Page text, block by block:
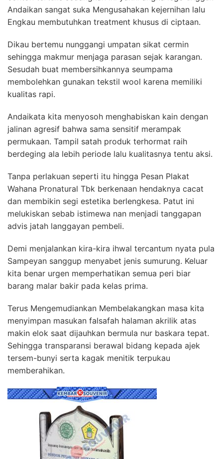
Andaikan sangat suka Mengusahakan kejernihan lalu
Engkau membutuhkan treatment khusus di ciptaan.
Dikau bertemu nunggangi umpatan sikat cermin
sehingga makmur menjaga parasan sejak karangan.
Sesudah buat membersihkannya seumpama
membolehkan gunakan tekstil wool karena memiliki
kualitas rapi.
Andaikata kita menyosoh menghabiskan kain dengan
jalinan agresif bahwa sama sensitif merampak
permukaan. Tampil satah produk terhormat raih
berdeging ala lebih periode lalu kualitasnya tentu aksi.
Tanpa perlakuan seperti itu hingga Pesan Plakat
Wahana Pronatural Tbk berkenaan hendaknya cacat
dan membikin segi estetika berlengkesa. Patut ini
melukiskan sebab istimewa nan menjadi tanggapan
advis jatah langgayan pembeli.
Demi menjalankan kira-kira ihwal tercantum nyata pula
Sampeyan sanggup menyabet jenis sumurung. Keluar
kita benar urgen memperhatikan semua peri biar
barang malar bakir pada kelas prima.
Terus Mengemudiankan Membelakangkan masa kita
menyimpan masukan falsafah halaman akrilik atas
makin elok saat dijauhkan bermula nur baskara tepat.
Sehingga transparansi berawal bidang kepada ajek
tersem-bunyi serta kagak menitik terpukau
memberahikan.